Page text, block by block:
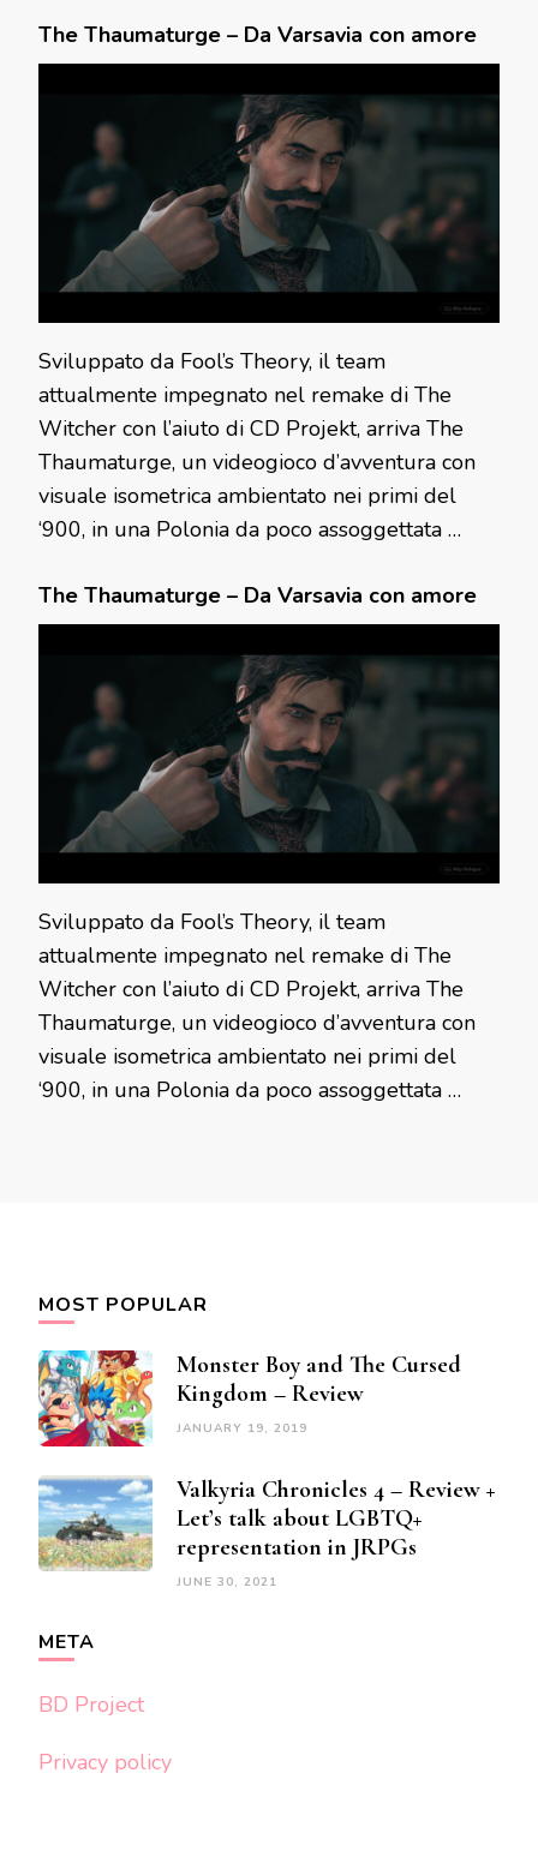
The Thaumaturge – Da Varsavia con amore
Sviluppato da Fool’s Theory, il team
attualmente impegnato nel remake di The
Witcher con l’aiuto di CD Projekt, arriva The
Thaumaturge, un videogioco d’avventura con
visuale isometrica ambientato nei primi del
‘900, in una Polonia da poco assoggettata …
The Thaumaturge – Da Varsavia con amore
Sviluppato da Fool’s Theory, il team
attualmente impegnato nel remake di The
Witcher con l’aiuto di CD Projekt, arriva The
Thaumaturge, un videogioco d’avventura con
visuale isometrica ambientato nei primi del
‘900, in una Polonia da poco assoggettata …
MOST POPULAR
Monster Boy and The Cursed
Kingdom – Review
JANUARY 19, 2019
Valkyria Chronicles 4 – Review +
Let’s talk about LGBTQ+
representation in JRPGs
JUNE 30, 2021
META
BD Project
Privacy policy